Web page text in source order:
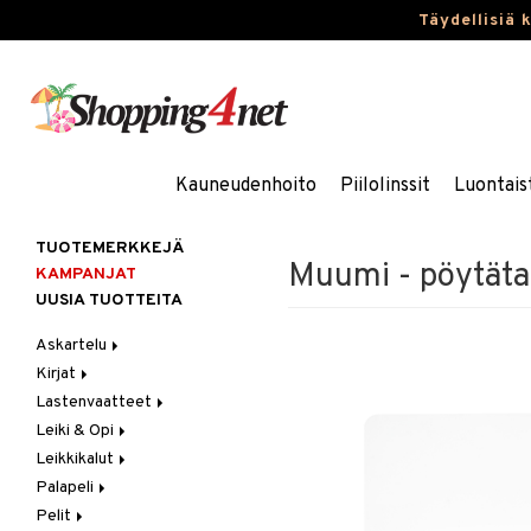
Täydellisiä
Kauneudenhoito Piilolinssit
Muumi -
TUOTEMERKKEJÄ
KAMPANJAT
UUSIA TUOTTEITA
Askartelu
Askartelumateriaalit
Askartelusetti
Helmet
Koulutarvikkeet
Muovailuvaha
Piirrä ja maalaa
Kirjat
Askartelukirjat
Maalauskirjat
Päiväkirjat
Lastenvaatteet
Alaosat
Leggingsit
Alusvaatteet & Sukat
Kengät
Mekot
Leiki & Opi
Opetuslelut
Oppimispelit
Soittimet
Leikkikalut
Ajoneuvot
Autoradat
Eläimet
Palapeli
1000 palaa
Pelit